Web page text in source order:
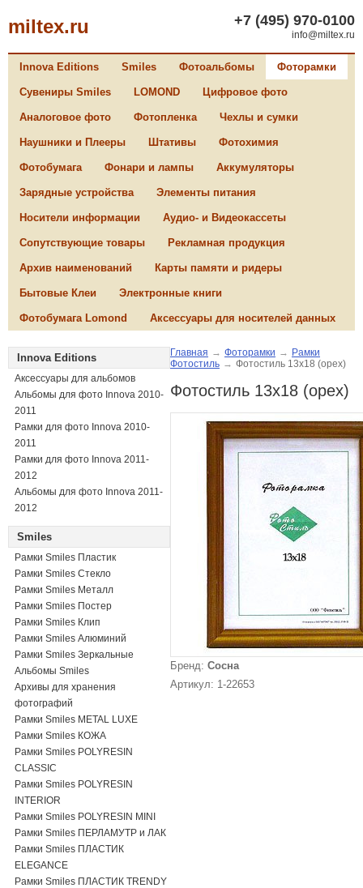
miltex.ru +7 (495) 970-0100
info@miltex.ru
Innova Editions Smiles Фотоальбомы Фоторамки
Сувениры Smiles LOMOND Цифровое фото
Аналоговое фото Фотопленка Чехлы и сумки
Наушники и Плееры Штативы Фотохимия
Фотобумага Фонари и лампы Аккумуляторы
Зарядные устройства Элементы питания
Носители информации Аудио- и Видеокассеты
Сопутствующие товары Рекламная продукция
Архив наименований Карты памяти и ридеры
Бытовые Клеи Электронные книги
Фотобумага Lomond Аксессуары для носителей данных
Innova Editions
Аксессуары для альбомов
Альбомы для фото Innova 2010-
2011
Рамки для фото Innova 2010-
2011
Рамки для фото Innova 2011-
2012
Альбомы для фото Innova 2011-
2012
Smiles
Рамки Smiles Пластик
Рамки Smiles Стекло
Рамки Smiles Металл
Рамки Smiles Постер
Рамки Smiles Клип
Рамки Smiles Алюминий
Рамки Smiles Зеркальные
Альбомы Smiles
Архивы для хранения
фотографий
Рамки Smiles METAL LUXE
Рамки Smiles КОЖА
Рамки Smiles POLYRESIN
CLASSIC
Рамки Smiles POLYRESIN
INTERIOR
Рамки Smiles POLYRESIN MINI
Рамки Smiles ПЕРЛАМУТР и ЛАК
Рамки Smiles ПЛАСТИК
ELEGANCE
Рамки Smiles ПЛАСТИК TRENDY
Главная → Фоторамки → Рамки
Фотостиль → Фотостиль 13х18 (орех)
Фотостиль 13х18 (орех)
Бренд: Сосна
Артикул: 1-22653